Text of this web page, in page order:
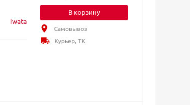
Iwata
В корзину
Самовывоз
Курьер, ТК